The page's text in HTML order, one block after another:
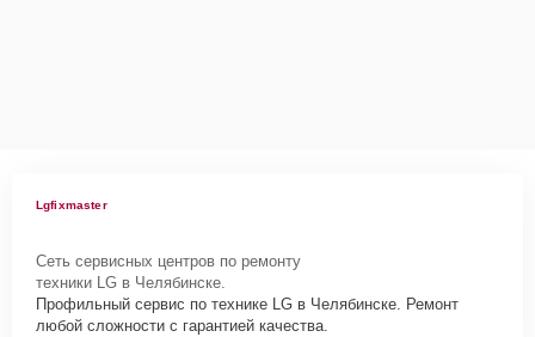
Lgfixmaster
Сеть сервисных центров по ремонту
техники LG в Челябинске.
Профильный сервис по технике LG в Челябинске. Ремонт
любой сложности с гарантией качества.